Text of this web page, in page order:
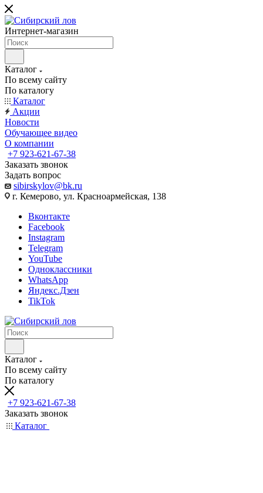
Интернет-магазин
Каталог
По всему сайту
По каталогу
Каталог
Акции
Новости
Обучающее видео
О компании
+7 923-621-67-38
Заказать звонок
Задать вопрос
sibirskylov@bk.ru
г. Кемерово, ул. Красноармейская, 138
Вконтакте
Facebook
Instagram
Telegram
YouTube
Одноклассники
WhatsApp
Яндекс.Дзен
TikTok
Каталог
По всему сайту
По каталогу
+7 923-621-67-38
Заказать звонок
Каталог